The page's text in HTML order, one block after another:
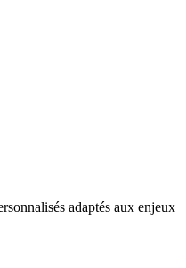
adaptés aux enjeux